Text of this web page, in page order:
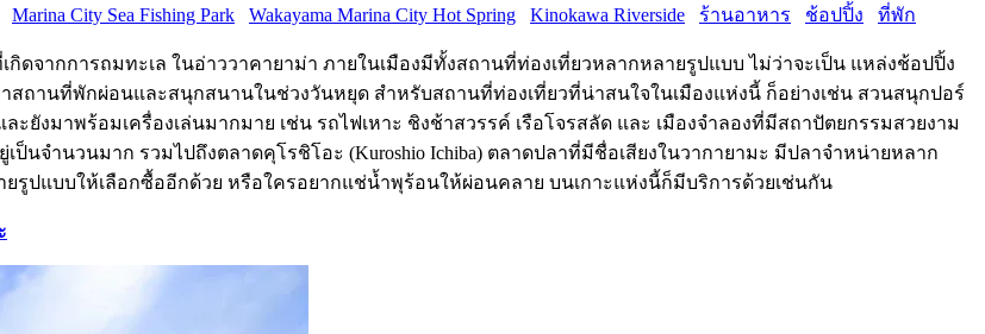
Marina City Sea Fishing Park Wakayama Marina City Hot Spring Kinokawa Riverside ร้านอาหาร ช้อปปิ้ง ที่พัก
เกิดจากการถมทะเล ในอ่าววาคายาม่า ภายในเมืองมีทั้งสถานที่ท่องเที่ยวหลากหลายรูปแบบ ไม่ว่าจะเป็น แหล่งช้อปปิ้ง
สถานที่พักผ่อนและสนุกสนานในช่วงวันหยุด สำหรับสถานที่ท่องเที่ยวที่น่าสนใจในเมืองแห่งนี้ ก็อย่างเช่น สวนสนุกปอร์
ะยังมาพร้อมเครื่องเล่นมากมาย เช่น รถไฟเหาะ ชิงช้าสวรรค์ เรือโจรสลัด และ เมืองจำลองที่มีสถาปัตยกรรมสวยงาม
นจำนวนมาก รวมไปถึงตลาดคุโรชิโอะ (Kuroshio Ichiba) ตลาดปลาที่มีชื่อเสียงในวากายามะ มีปลาจำหน่ายหลาก
ปแบบให้เลือกซื้ออีกด้วย หรือใครอยากแช่น้ำพุร้อนให้ผ่อนคลาย บนเกาะแห่งนี้ก็มีบริการด้วยเช่นกัน